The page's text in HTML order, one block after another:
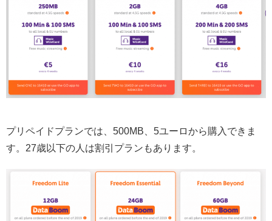
プリペイドプランでは、500MB、5ユーロから購入できま
す。27歳以下の人は割引プランもあります。